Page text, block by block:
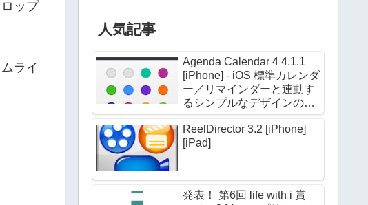
ップ
ライ
人気記事
Agenda Calendar 4 4.1.1
[iPhone] - iOS 標準カレンダ
ー／リマインダーと連動す
るシンプルなデザインのカ
レンダーアプリケーション
ReelDirector 3.2 [iPhone]
[iPad]
発表！ 第6回 life with i 賞